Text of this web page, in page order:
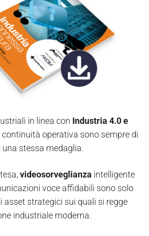
in linea con Industria 4.0 e
continuità operativa sono sempre di
una stessa medaglia.
videosorveglianza intelligente
voce affidabili sono solo
asset strategici sui quali si regge
industriale moderna.